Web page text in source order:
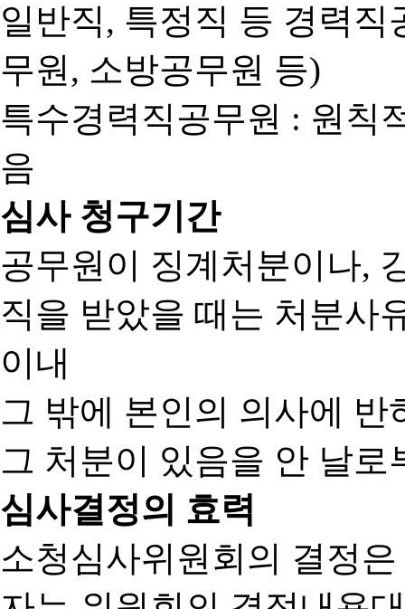
일반직, 특정직 등 경력
무원, 소방공무원 등)
특수경력직공무원 : 원칙
음
심사 청구기간
공무원이 징계처분이나,
직을 받았을 때는 처분사
이내
그 밖에 본인의 의사에
그 처분이 있음을 안 날로
심사결정의 효력
소청심사위원회의 결정